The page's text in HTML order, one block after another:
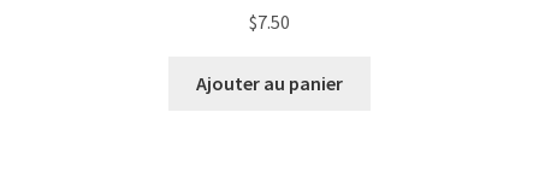
$7.50
Ajouter au panier